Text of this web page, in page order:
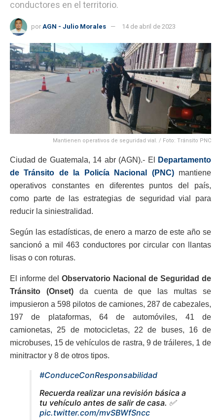
conductores en el territorio.
por AGN - Julio Morales 14 de abril de 2023
Mantienen operativos de seguridad vial. / Foto: Tránsito PNC
Ciudad de Guatemala, 14 abr (AGN).- El
Departamento
de Tránsito de la Policía Nacional (PNC)mantiene
operativos constantes en diferentes puntos del país,
como parte de las estrategias de seguridad vial para
reducir la siniestralidad.
Según las estadísticas, de enero a marzo de este año se
sancionó a mil 463 conductores por circular con llantas
lisas o con roturas.
El informe del Observatorio Nacional de Seguridad de
Tránsito (Onset) da cuenta de que las multas se
impusieron a 598 pilotos de camiones, 287 de cabezales,
197 de plataformas, 64 de automóviles, 41 de
camionetas, 25 de motocicletas, 22 de buses, 16 de
microbuses, 15 de vehículos de rastra, 9 de tráileres, 1 de
minitractor y 8 de otros tipos.
#ConduceConResponsabilidad
Recuerda realizar una revisión básica a
tu vehículo antes de salir de casa. ✅
pic.twitter.com/mvSBWfSncc